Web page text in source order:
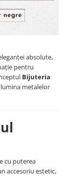
absolute,
pentru
Bijuteria
metalelor
cu puterea
accesoriu estetic,